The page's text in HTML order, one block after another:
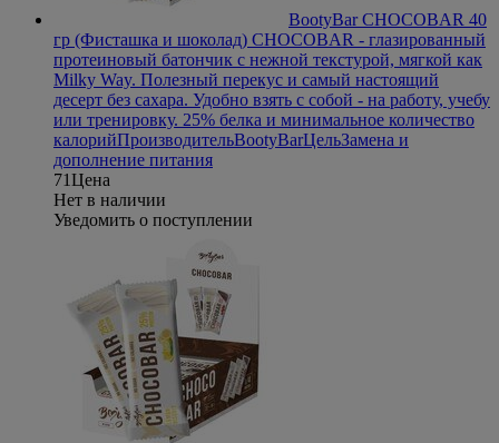
BootyBar CHOCOBAR 40
гр (Фисташка и шоколад) CHOCOBAR - глазированный
протеиновый батончик с нежной текстурой, мягкой как
Milky Way. Полезный перекус и самый настоящий
десерт без сахара. Удобно взять с собой - на работу, учебу
или тренировку. 25% белка и минимальное количество
калорийПроизводительBootyBarЦельЗамена и
дополнение питания
71Цена
Нет в наличии
Уведомить о поступлении